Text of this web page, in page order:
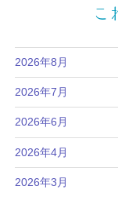
こ
2026年8月
2026年7月
2026年6月
2026年4月
2026年3月